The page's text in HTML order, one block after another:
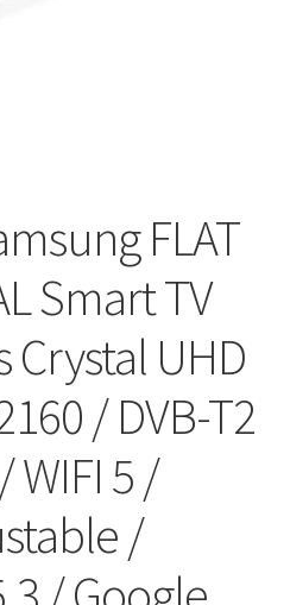
FLAT
Smart TV
Crystal UHD
/ DVB-T2
WIFI 5 /
/